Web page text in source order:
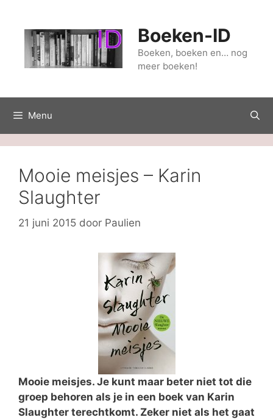
inhoud
Boeken-ID
Boeken, boeken en… nog
meer boeken!
Menu
Mooie meisjes – Karin
Slaughter
21 juni 2015 door Paulien
Mooie meisjes. Je kunt maar beter niet tot die
groep behoren als je in een boek van Karin
Slaughter terechtkomt. Zeker niet als het gaat